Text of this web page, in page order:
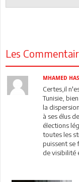
Les
MHAMED
Certes,il
Tunisie,
la
à ses élus
élections
toutes les
puissent se
de visibilité